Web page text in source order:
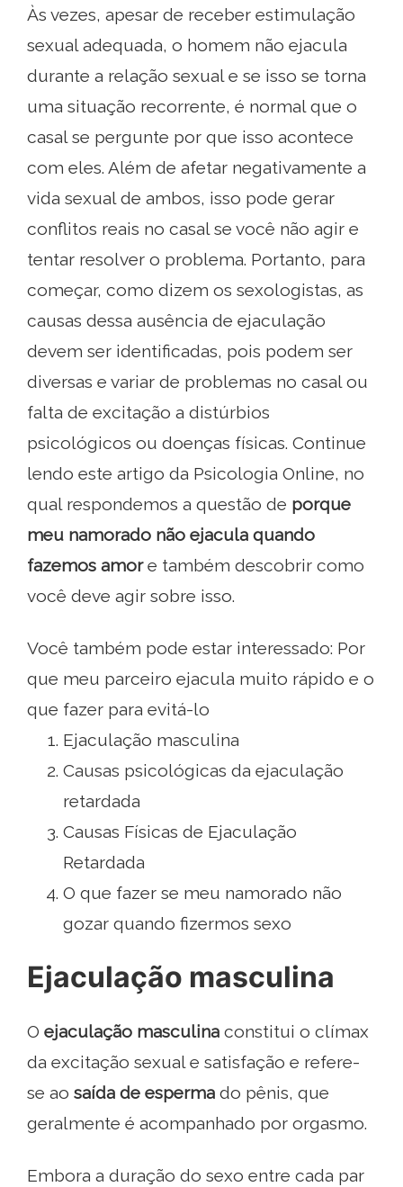
Às vezes, apesar de receber estimulação
sexual adequada, o homem não ejacula
durante a relação sexual e se isso se torna
uma situação recorrente, é normal que o
casal se pergunte por que isso acontece
com eles. Além de afetar negativamente a
vida sexual de ambos, isso pode gerar
conflitos reais no casal se você não agir e
tentar resolver o problema. Portanto, para
começar, como dizem os sexologistas, as
causas dessa ausência de ejaculação
devem ser identificadas, pois podem ser
diversas e variar de problemas no casal ou
falta de excitação a distúrbios
psicológicos ou doenças físicas. Continue
lendo este artigo da Psicologia Online, no
qual respondemos a questão de porque
meu namorado não ejacula quando
fazemos amore também descobrir como
você deve agir sobre isso.
Você também pode estar interessado: Por
que meu parceiro ejacula muito rápido e o
que fazer para evitá-lo
Ejaculação masculina
Causas psicológicas da ejaculação
retardada
Causas Físicas de Ejaculação
Retardada
O que fazer se meu namorado não
gozar quando fizermos sexo
Ejaculação masculina
O ejaculação masculina constitui o clímax
da excitação sexual e satisfação e refere-
se ao saída de esperma do pênis, que
geralmente é acompanhado por orgasmo.
Embora a duração do sexo entre cada par